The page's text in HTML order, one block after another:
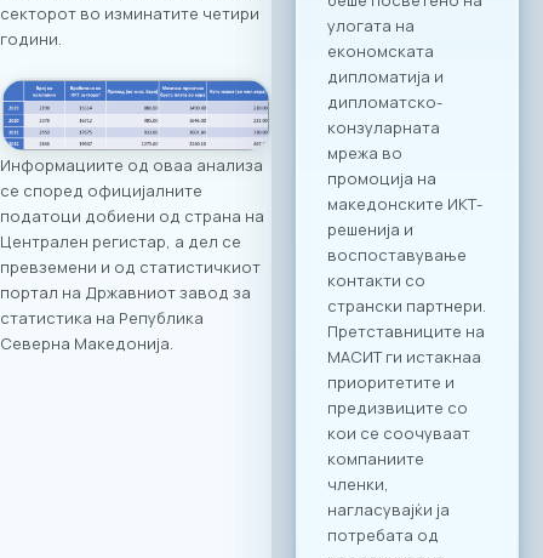
секторот во изминатите четири
години.
Информациите од оваа анализа
се според официјалните
податоци добиени од страна на
Централен регистар, а дел се
превземени и од статистичкиот
портал на Државниот завод за
статистика на Република
Северна Македонија.
Програмата
предвидува
стручни
презентации за
состојбите во ИКТ
секторите во
пленарен преглед
на процесите на
дигитализација во
клучните
индустрии, како и
сесии за однапред
закажани B2B
состаноци.
Целосната агенда
за настанот е
достапна на
следниот линк:
Агенда
Регистрација и